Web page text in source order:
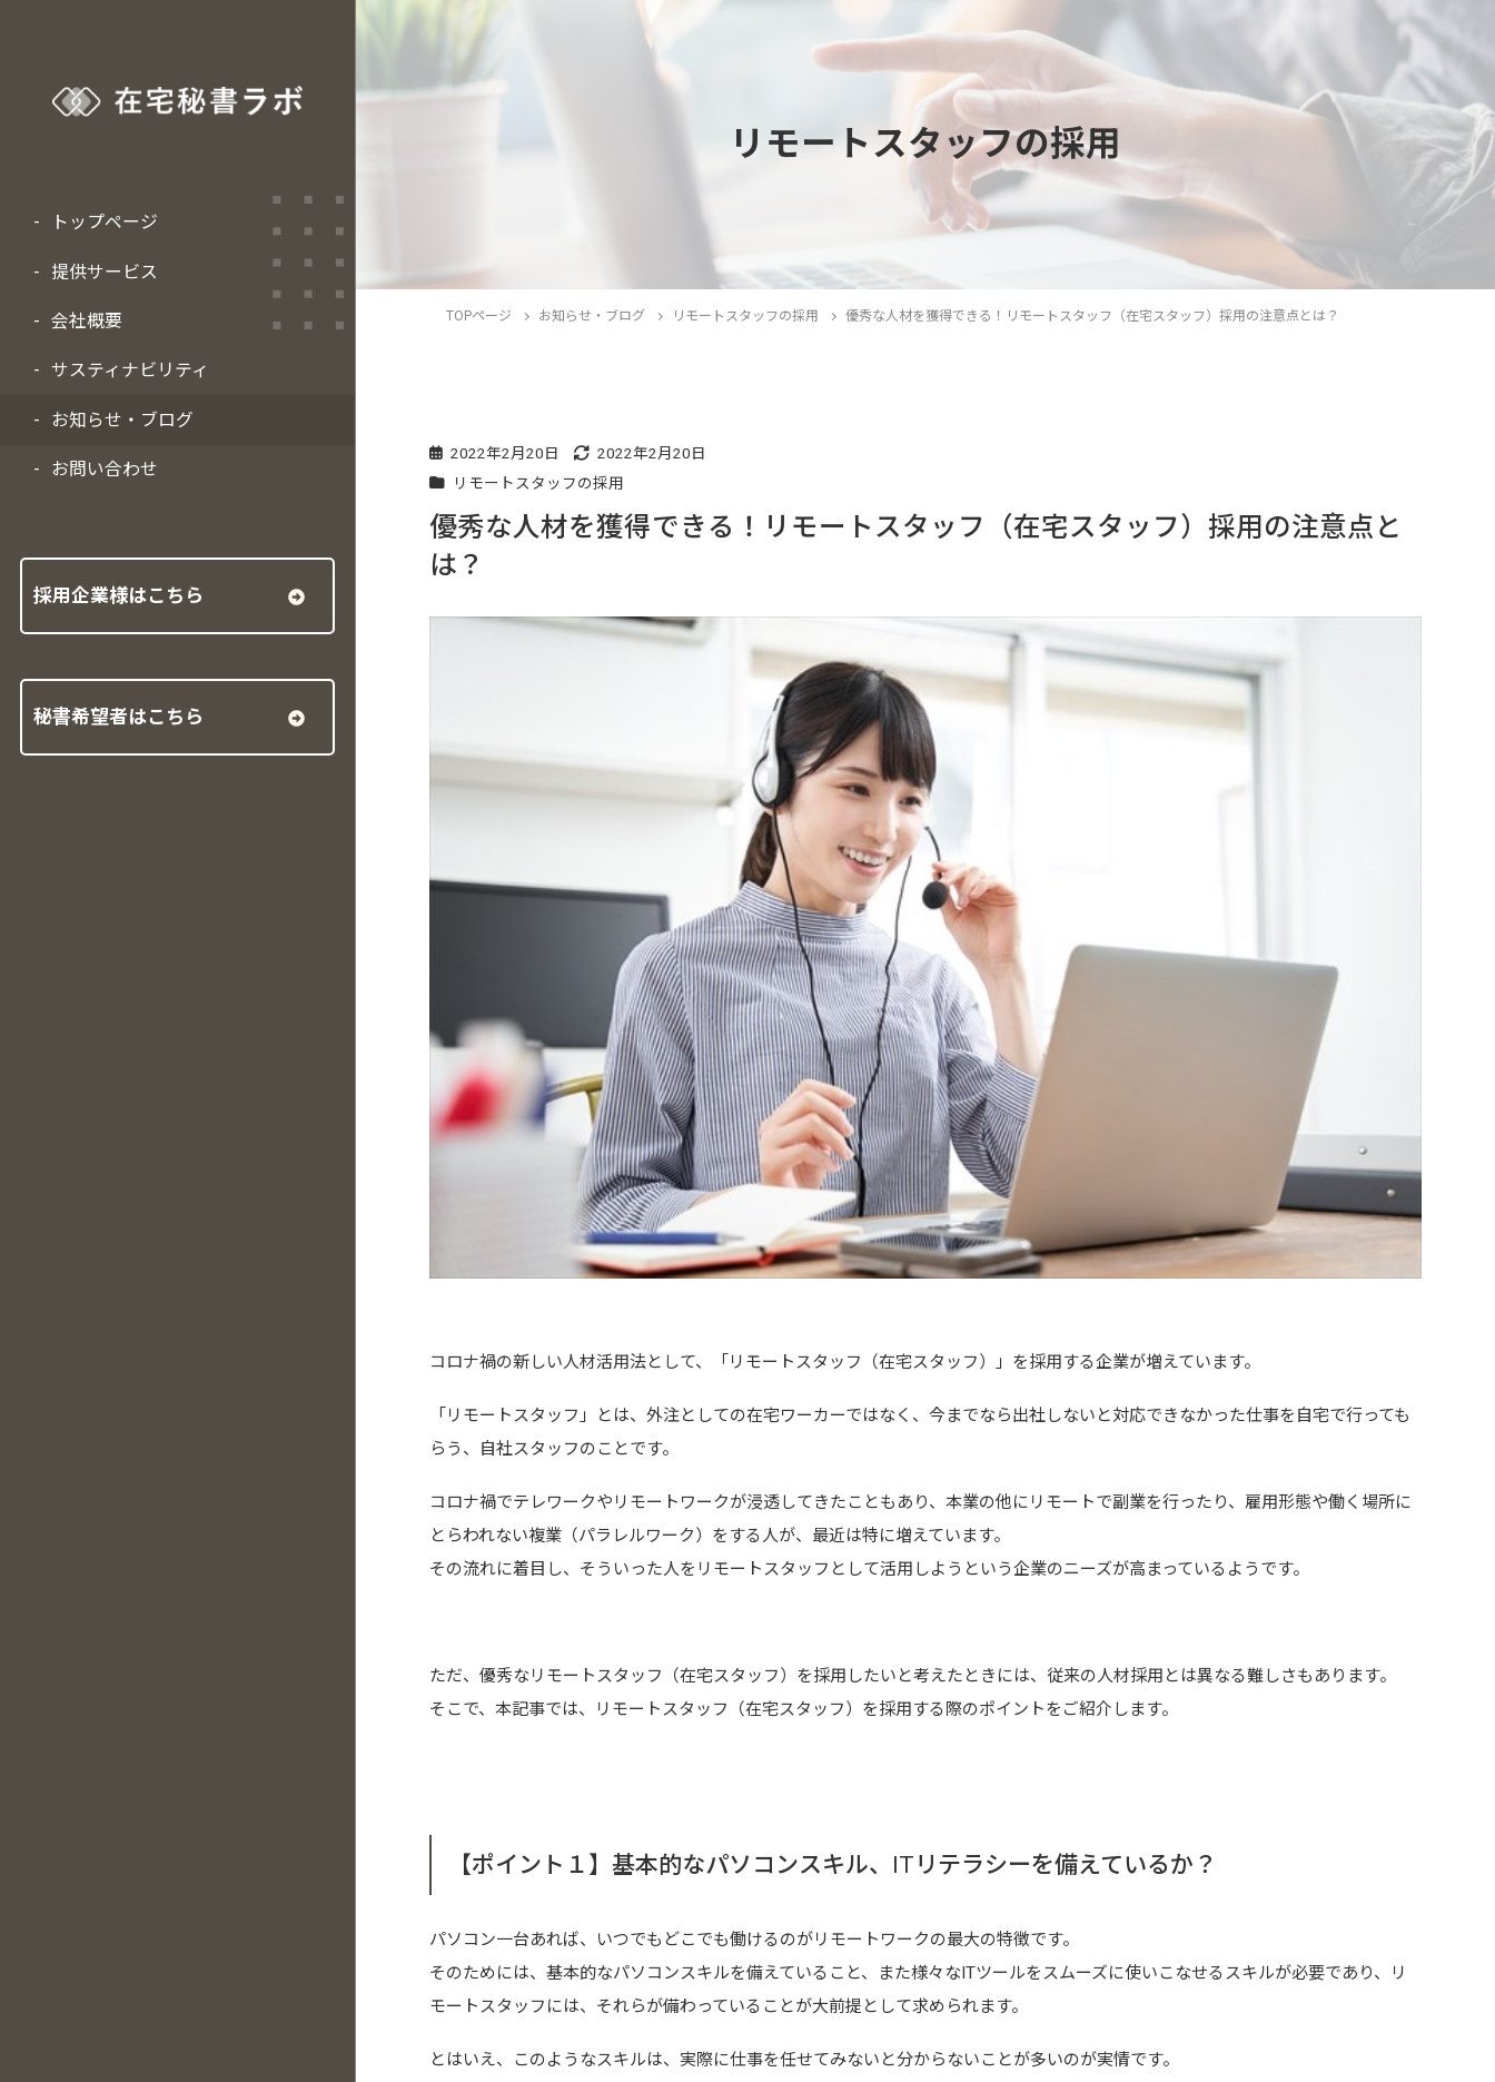
トップページ
提供サービス
会社概要
サスティナビリティ
お知らせ・ブログ
お問い合わせ
採用企業様はこちら
秘書希望者はこちら
リモートスタッフの採用
TOPページ お知らせ・ブログ リモートスタッフの採用 優秀な人材を獲得できる！リモートスタッフ（在宅スタッフ）採用の注意点とは？
2022年2月20日
2022年2月20日
リモートスタッフの採用
優秀な人材を獲得できる！リモートスタッフ（在宅スタッフ）採用の注意点と
は？
コロナ禍の新しい人材活用法として、「リモートスタッフ（在宅スタッフ）」を採用する企業が増えています。
「リモートスタッフ」とは、外注としての在宅ワーカーではなく、今までなら出社しないと対応できなかった仕事を自宅で行っても
らう、自社スタッフのことです。
コロナ禍でテレワークやリモートワークが浸透してきたこともあり、本業の他にリモートで副業を行ったり、雇用形態や働く場所に
とらわれない複業（パラレルワーク）をする人が、最近は特に増えています。
その流れに着目し、そういった人をリモートスタッフとして活用しようという企業のニーズが高まっているようです。
ただ、優秀なリモートスタッフ（在宅スタッフ）を採用したいと考えたときには、従来の人材採用とは異なる難しさもあります。
そこで、本記事では、リモートスタッフ（在宅スタッフ）を採用する際のポイントをご紹介します。
【ポイント１】基本的なパソコンスキル、ITリテラシーを備えているか？
パソコン一台あれば、いつでもどこでも働けるのがリモートワークの最大の特徴です。
そのためには、基本的なパソコンスキルを備えていること、また様々なITツールをスムーズに使いこなせるスキルが必要であり、リ
モートスタッフには、それらが備わっていることが大前提として求められます。
とはいえ、このようなスキルは、実際に仕事を任せてみないと分からないことが多いのが実情です。